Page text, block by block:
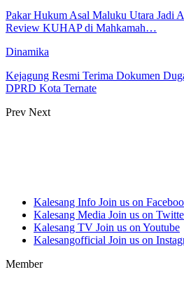
Pakar Hukum Asal Maluku Utara Jadi
Review KUHAP di Mahkamah…
Dinamika
Kejagung Resmi Terima Dokumen
DPRD Kota Ternate
Prev Next
Kalesang Info Join us on
Kalesang Media Join us on
Kalesang TV Join us on Youtube
Kalesangofficial Join us on
Member